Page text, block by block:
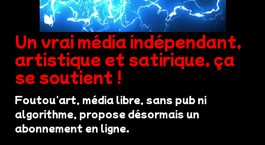
Un vrai média indépendant,
artistique et satirique, ça
se soutient !
Foutou'art, média libre, sans pub ni
algorithme, propose désormais un
abonnement en ligne.